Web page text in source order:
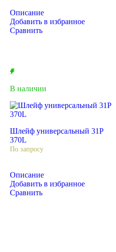
Описание
Добавить в избранное
Сравнить
В наличии
Шлейф универсальный 31P
370L
По запросу
Описание
Добавить в избранное
Сравнить